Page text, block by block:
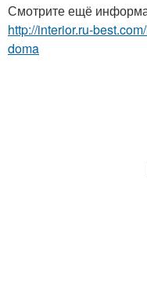
Смотрите ещё
http://interior.ru-
doma